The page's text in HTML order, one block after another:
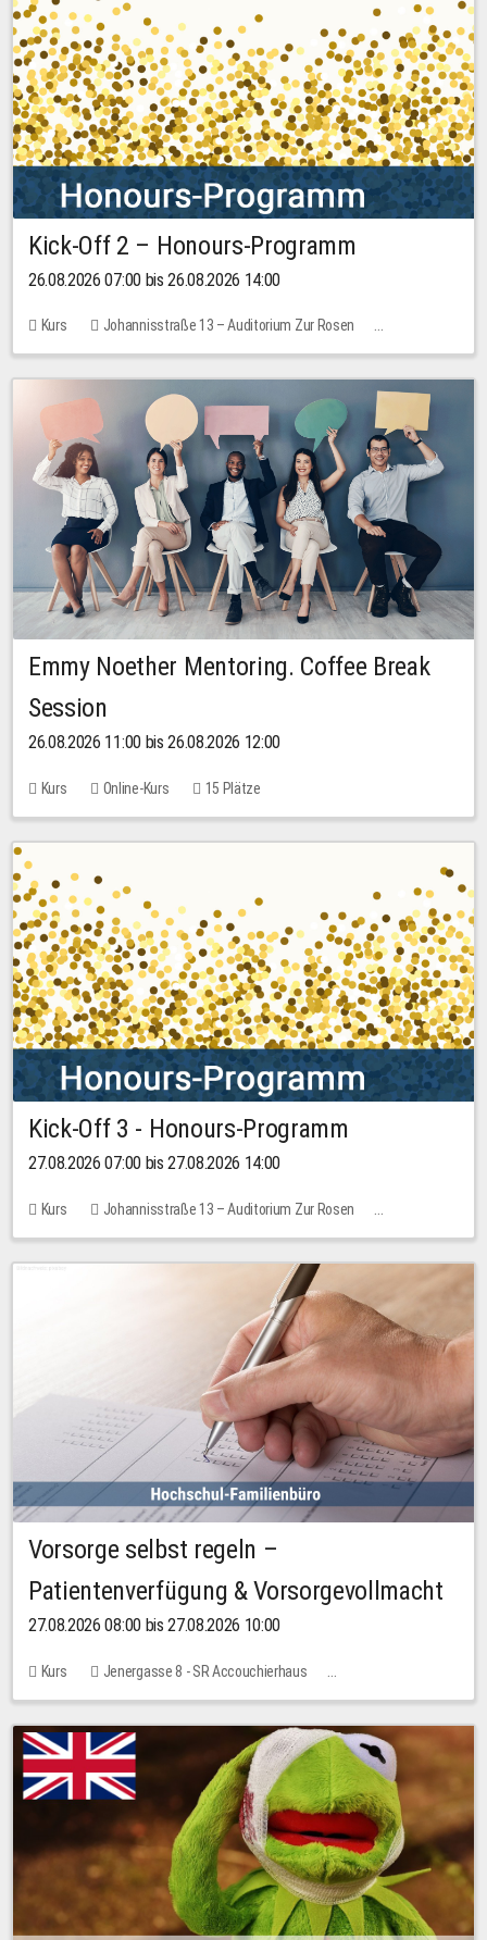
Kick-Off 2 – Honours-Programm
26.08.2026 07:00 bis 26.08.2026 14:00
Kurs
Johannisstraße 13 – Auditorium Zur Rosen
Keine freien Plätze
Emmy Noether Mentoring. Coffee Break
Session
26.08.2026 11:00 bis 26.08.2026 12:00
Kurs Online-Kurs 15 Plätze
Kick-Off 3 - Honours-Programm
27.08.2026 07:00 bis 27.08.2026 14:00
Kurs
Johannisstraße 13 – Auditorium Zur Rosen
11 Plätze
Vorsorge selbst regeln –
Patientenverfügung & Vorsorgevollmacht
27.08.2026 08:00 bis 27.08.2026 10:00
Kurs
Jenergasse 8 - SR Accouchierhaus
Keine freien Plätze